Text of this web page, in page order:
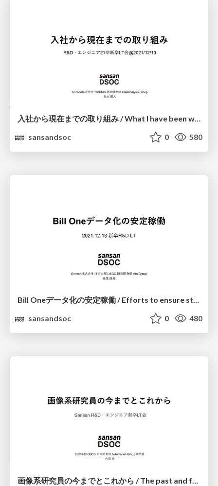
⼊社から現在までの取り組み / What I have been working on since joining the company
sansandsoc
0 580
sansandsoc
0 480
画像系研究員の今までとこれから / The past and future of a researcher